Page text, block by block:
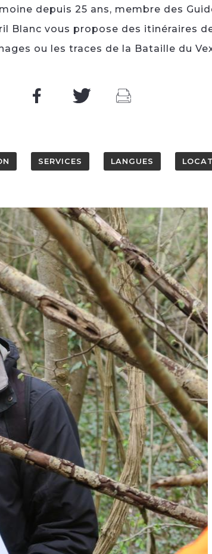
depuis 25 ans, membre des
Blanc vous propose des itinéraires
ou les traces de la Bataille du
SERVICES LANGUES